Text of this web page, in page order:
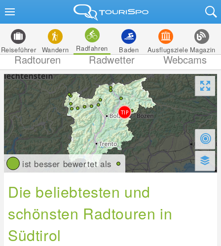
Reiseführer Wandern Radfahren Baden Ausflugsziele Magazin
Radtouren Radwetter Webcams
ist besser bewertet als
Die beliebtesten und
schönsten Radtouren in
Südtirol